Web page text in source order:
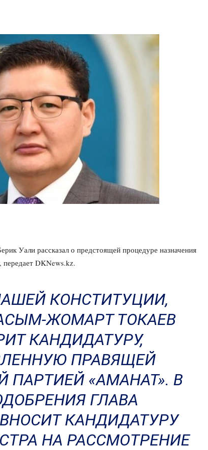
Уали рассказал о предстоящей процедуре назначения
передает DKNews.kz.
КОНСТИТУЦИИ,
ЖОМАРТ ТОКАЕВ
КАНДИДАТУРУ,
ПРАВЯЩЕЙ
ПАРТИЕЙ «АМАНАТ». В
ГЛАВА
КАНДИДАТУРУ
НА РАССМОТРЕНИЕ